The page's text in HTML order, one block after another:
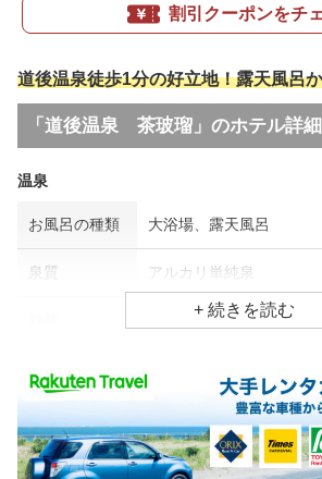
割引クーポンをチ
道後温泉徒歩1分の好立地！露天風呂
「道後温泉 茶玻瑠」のホテル詳細
温泉
お風呂の種類 大浴場、露天風呂
泉質 アルカリ単純泉
関節痛、五十肩、神経痛
食事場所
朝食 レストラン(バイキング)
夕食 部屋、レストラン